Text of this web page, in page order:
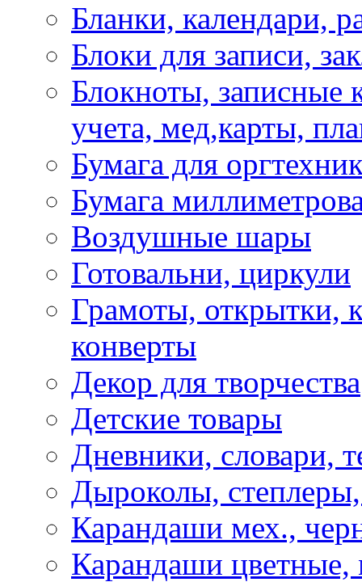
Бланки, календари,
Блоки для записи,
Блокноты, записные
учета, мед,карты,
Бумага для
Бумага
Воздушные шары
Готовальни, циркули
Грамоты, открытки,
конверты
Декор для творчества
Детские товары
Дневники, словари,
Дыроколы,
Карандаши мех.,
Карандаши цветные,